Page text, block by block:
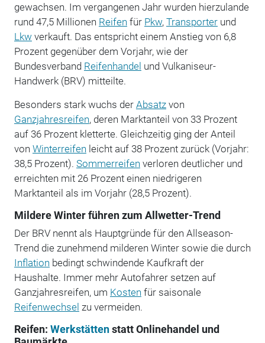
gewachsen. Im vergangenen Jahr wurden hierzulande
rund 47,5 Millionen Reifen für Pkw, Transporterund
Lkw verkauft. Das entspricht einem Anstieg von 6,8
Prozent gegenüber dem Vorjahr, wie der
Bundesverband Reifenhandel und Vulkaniseur-
Handwerk (BRV) mitteilte.
Besonders stark wuchs der Absatzvon
Ganzjahresreifen, deren Marktanteil von 33 Prozent
auf 36 Prozent kletterte. Gleichzeitig ging der Anteil
von Winterreifen leicht auf 38 Prozent zurück (Vorjahr:
38,5 Prozent). Sommerreifen verloren deutlicher und
erreichten mit 26 Prozent einen niedrigeren
Marktanteil als im Vorjahr (28,5 Prozent).
Mildere Winter führen zum Allwetter-Trend
Der BRV nennt als Hauptgründe für den Allseason-
Trend die zunehmend milderen Winter sowie die durch
Inflation bedingt schwindende Kaufkraft der
Haushalte. Immer mehr Autofahrer setzen auf
Ganzjahresreifen, um Kosten für saisonale
Reifenwechsel zu vermeiden.
Reifen: Werkstättenstatt Onlinehandel und